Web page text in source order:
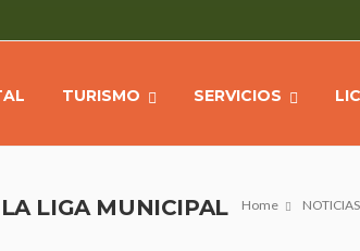
TURISMO SERVICIOS
Home NOTICIAS
LIGA MUNICIPAL